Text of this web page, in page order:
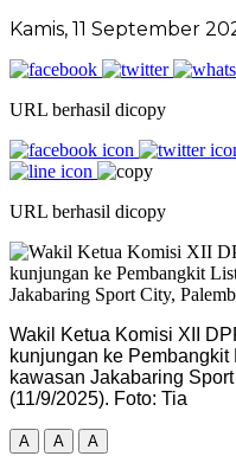
Kamis, 11 September
URL berhasil dicopy
URL berhasil dicopy
Wakil Ketua Komisi XII
kunjungan ke Pembangkit
kawasan Jakabaring
(11/9/2025). Foto: Tia
A A A